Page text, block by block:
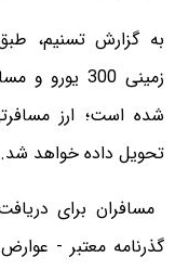
به گزارش تسنیم،
شده است؛ ارز
تحویل داده خواهد شد.
گذرنامه معتبر -